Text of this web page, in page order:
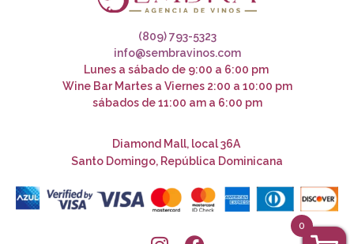
(809) 793-5323
info@sembravinos.com
Lunes a sábado de 9:00 a 6:00 pm
Wine Bar Martes a Viernes 2:00 a 10:00 pm
sábados de 11:00 am a 6:00 pm
Diamond Mall, local 36A
Santo Domingo, República Dominicana
0